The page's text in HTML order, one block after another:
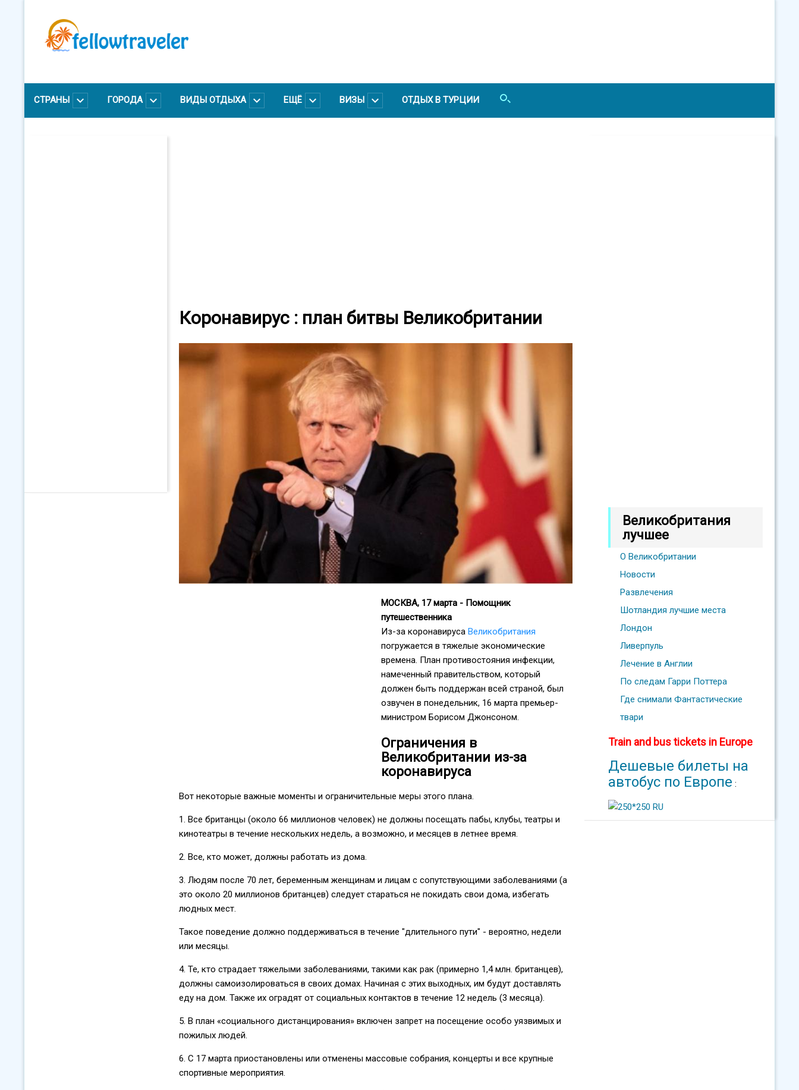
содержанию
СТРАНЫ ГОРОДА ВИДЫ ОТДЫХА ЕЩЁ ВИЗЫ ОТДЫХ В ТУРЦИИ
Коронавирус : план битвы Великобритании
МОСКВА, 17 марта - Помощник
путешественника
Из-за коронавируса Великобритания
погружается в тяжелые экономические
времена. План противостояния инфекции,
намеченный правительством, который
должен быть поддержан всей страной, был
озвучен в понедельник, 16 марта премьер-
министром Борисом Джонсоном.
Ограничения в
Великобритании из-за
коронавируса
Вот некоторые важные моменты и ограничительные меры этого плана.
1. Все британцы (около 66 миллионов человек) не должны посещать пабы, клубы, театры и
кинотеатры в течение нескольких недель, а возможно, и месяцев в летнее время.
2. Все, кто может, должны работать из дома.
3. Людям после 70 лет, беременным женщинам и лицам с сопутствующими заболеваниями (а
это около 20 миллионов британцев) следует стараться не покидать свои дома, избегать
людных мест.
Такое поведение должно поддерживаться в течение "длительного пути" - вероятно, недели
или месяцы.
4. Те, кто страдает тяжелыми заболеваниями, такими как рак (примерно 1,4 млн. британцев),
должны самоизолироваться в своих домах. Начиная с этих выходных, им будут доставлять
еду на дом. Также их оградят от социальных контактов в течение 12 недель (3 месяца).
5. В план «социального дистанцирования» включен запрет на посещение особо уязвимых и
пожилых людей.
6. С 17 марта приостановлены или отменены массовые собрания, концерты и все крупные
спортивные мероприятия.
Великобритания
лучшее
О Великобритании
Новости
Развлечения
Шотландия лучшие места
Лондон
Ливерпуль
Лечение в Англии
По следам Гарри Поттера
Где снимали Фантастические
твари
Train and bus tickets in Europe
Дешевые билеты на
автобус по Европе :